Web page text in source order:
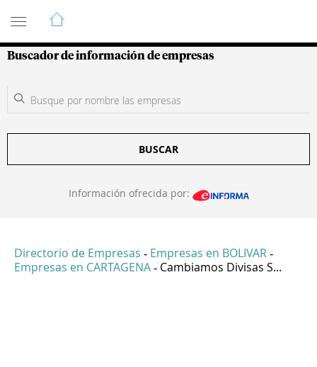
Guía de Empresas Colombianas
Buscador de información de empresas
BUSCAR
Información ofrecida por:
Directorio de Empresas - Empresas en BOLIVAR -
Empresas en CARTAGENA - Cambiamos Divisas S...